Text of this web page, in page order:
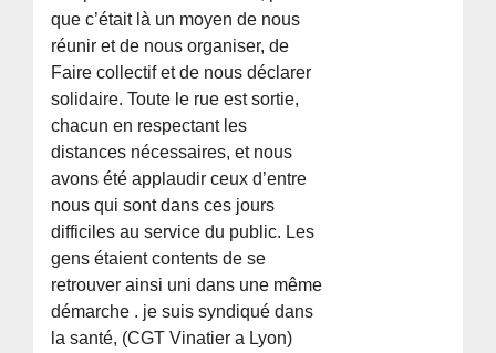
que c’était là un moyen de nous
réunir et de nous organiser, de
Faire collectif et de nous déclarer
solidaire. Toute le rue est sortie,
chacun en respectant les
distances nécessaires, et nous
avons été applaudir ceux d’entre
nous qui sont dans ces jours
difficiles au service du public. Les
gens étaient contents de se
retrouver ainsi uni dans une même
démarche . je suis syndiqué dans
la santé, (CGT Vinatier a Lyon)